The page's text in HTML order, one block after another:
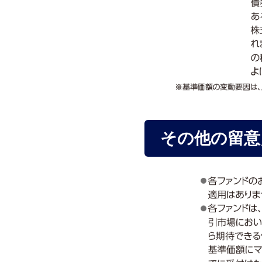
その他の留